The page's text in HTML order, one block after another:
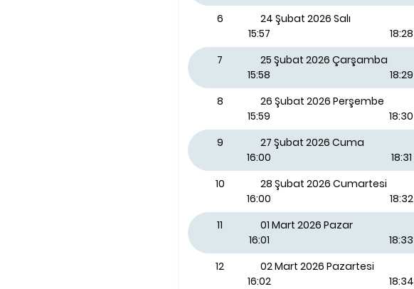
6
24 Şubat 2026 Salı
15:57
18:28
7
25 Şubat 2026 Çarşamba
15:58
18:29
8
26 Şubat 2026 Perşembe
15:59
18:30
9
27 Şubat 2026 Cuma
16:00
18:31
10
28 Şubat 2026 Cumartesi
16:00
18:32
11
01 Mart 2026 Pazar
16:01
18:33
12
02 Mart 2026 Pazartesi
16:02
18:34